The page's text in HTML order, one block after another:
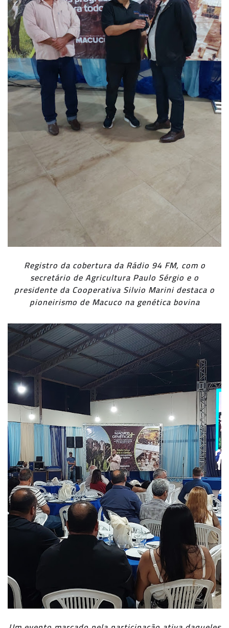
Registro da cobertura da Rádio 94 FM, com o
secretário de Agricultura Paulo Sérgio e o
presidente da Cooperativa Silvio Marini destaca o
pioneirismo de Macuco na genética bovina